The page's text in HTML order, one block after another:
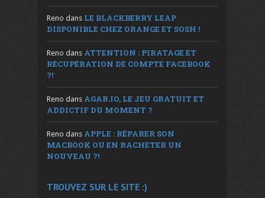
Reno dans LE BLACKBERRY LEAP
DISPONIBLE CHEZ ORANGE ET SOSH !
Reno dans ATTENTION : PIRATAGE ET
RÉCUPÉRATION DE COMPTE FACEBOOK
?!
Reno dans AGAR.IO, LE JEU GRATUIT ET
ADDICTIF DU MOMENT ?
Reno dans APPLE : RÉPARER SON
MACBOOK OU EN RACHETER UN
NOUVEAU ?!
TROUVEZ SUR LE SITE :)